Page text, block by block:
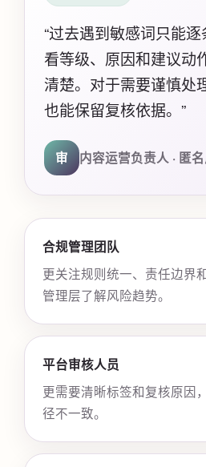
“过去遇到敏感词只能
看等级、原因和建议动
清楚。对于需要谨慎处
也能保留复核依据。”
审 内容运营负责人 · 匿
合规管理团队
更关注规则统一、责任边界
管理层了解风险趋势。
平台审核人员
更需要清晰标签和复核原因
径不一致。